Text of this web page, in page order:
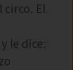
circo. El
le dice: